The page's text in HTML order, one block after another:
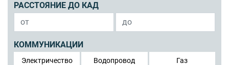
РАССТОЯНИЕ ДО КАД
КОММУНИКАЦИИ
Электричество Водопровод Газ